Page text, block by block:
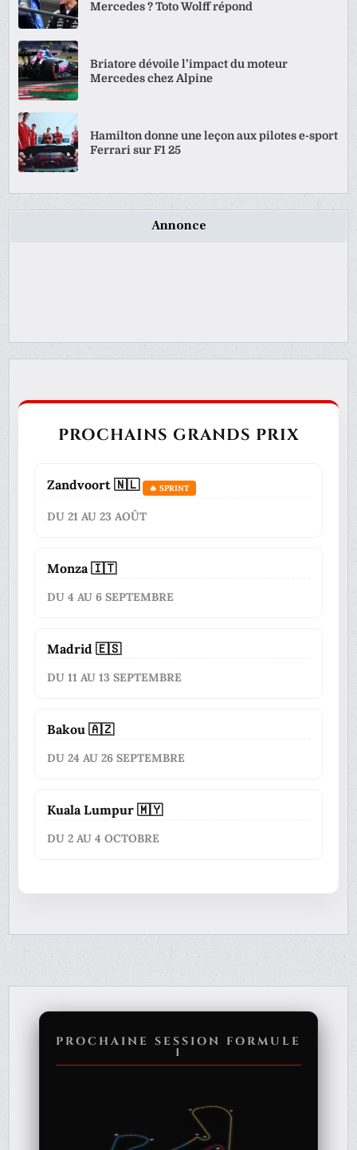
Mercedes ? Toto Wolff répond
Briatore dévoile l’impact du moteur
Mercedes chez Alpine
Hamilton donne une leçon aux pilotes e-sport
Ferrari sur F1 25
Annonce
PROCHAINS GRANDS PRIX
Zandvoort 🇳🇱 🔥 SPRINT
DU 21 AU 23 AOÛT
Monza 🇮🇹
DU 4 AU 6 SEPTEMBRE
Madrid 🇪🇸
DU 11 AU 13 SEPTEMBRE
Bakou 🇦🇿
DU 24 AU 26 SEPTEMBRE
Kuala Lumpur 🇲🇾
DU 2 AU 4 OCTOBRE
PROCHAINE SESSION FORMULE
1